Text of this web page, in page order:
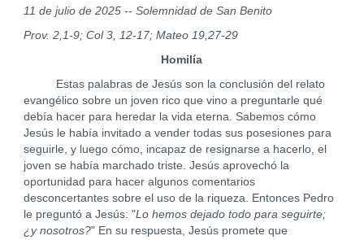
11 de julio de 2025 -- Solemnidad de San Benito
Prov. 2,1-9; Col 3, 12-17; Mateo 19,27-29
Homilía
Estas palabras de Jesús son la conclusión del relato
evangélico sobre un joven rico que vino a preguntarle qué
debía hacer para heredar la vida eterna. Sabemos cómo
Jesús le había invitado a vender todas sus posesiones para
seguirle, y luego cómo, incapaz de resignarse a hacerlo, el
joven se había marchado triste. Jesús aprovechó la
oportunidad para hacer algunos comentarios
desconcertantes sobre el uso de la riqueza. Entonces Pedro
le preguntó a Jesús: "Lo hemos dejado todo para seguirte;
¿y nosotros?" En su respuesta, Jesús promete que